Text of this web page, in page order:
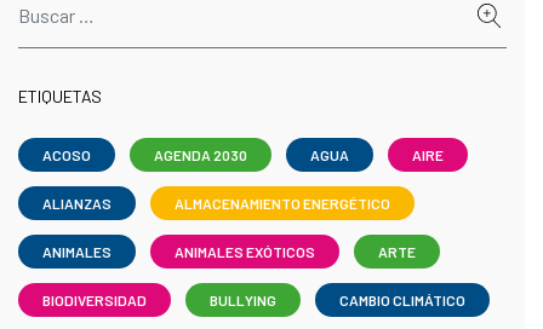
ETIQUETAS
ACOSO AGENDA 2030 AGUA AIRE
ALIANZAS ALMACENAMIENTO ENERGÉTICO
ANIMALES ANIMALES EXÓTICOS ARTE
BIODIVERSIDAD BULLYING CAMBIO CLIMÁTICO